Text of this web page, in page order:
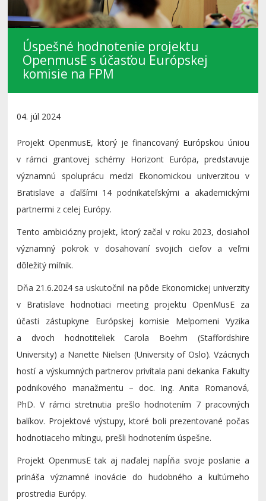
Úspešné hodnotenie projektu
OpenmusE s účasťou Európskej
komisie na FPM
04. júl 2024
Projekt OpenmusE, ktorý je financovaný Európskou úniou
v rámci grantovej schémy Horizont Európa, predstavuje
významnú spoluprácu medzi Ekonomickou univerzitou v
Bratislave a ďalšími 14 podnikateľskými a akademickými
partnermi z celej Európy.
Tento ambiciózny projekt, ktorý začal v roku 2023, dosiahol
významný pokrok v dosahovaní svojich cieľov a veľmi
dôležitý míľnik.
Dňa 21.6.2024 sa uskutočnil na pôde Ekonomickej univerzity
v Bratislave hodnotiaci meeting projektu OpenMusE za
účasti zástupkyne Európskej komisie Melpomeni Vyzika
a dvoch hodnotiteliek Carola Boehm (Staffordshire
University) a Nanette Nielsen (University of Oslo). Vzácnych
hostí a výskumných partnerov privítala pani dekanka Fakulty
podnikového manažmentu – doc. Ing. Anita Romanová,
PhD. V rámci stretnutia prešlo hodnotením 7 pracovných
balíkov. Projektové výstupy, ktoré boli prezentované počas
hodnotiaceho mítingu, prešli hodnotením úspešne.
Projekt OpenmusE tak aj naďalej napĺňa svoje poslanie a
prináša významné inovácie do hudobného a kultúrneho
prostredia Európy.